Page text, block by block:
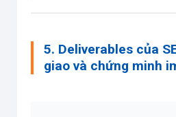
5. Deliverables của
giao và chứng minh